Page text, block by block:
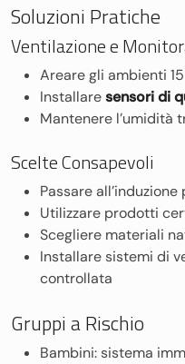
Soluzioni Pratiche
Ventilazione e
Areare gli ambienti
Installaresensori di
Mantenere l’umidità
Scelte Consapevoli
Passare
Utilizzare prodotti
Scegliere materiali
Installare sistemi di
controllata
Gruppi a Rischio
Bambini: sistema